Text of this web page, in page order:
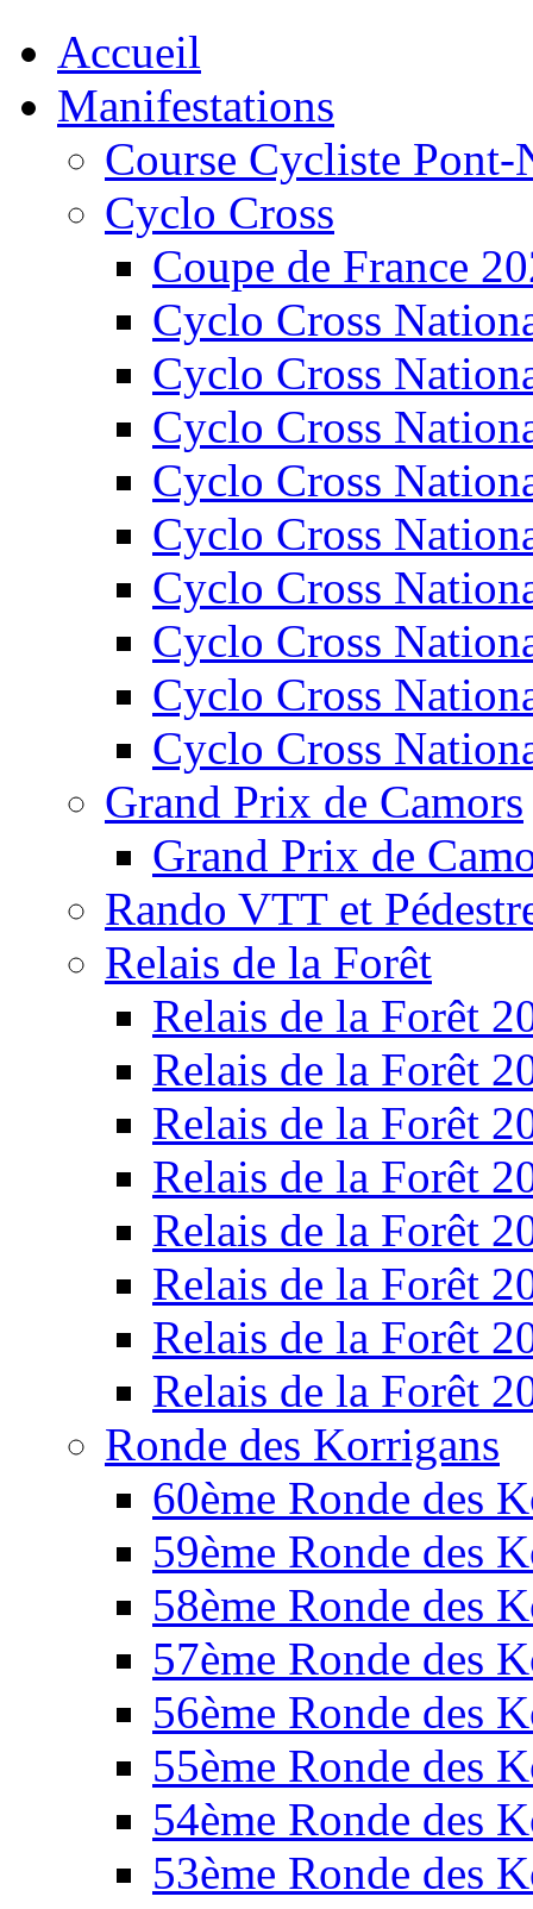
Accueil
Manifestations
Course Cycliste Pont-
Cyclo Cross
Coupe de France
Cyclo Cross
Cyclo Cross
Cyclo Cross
Cyclo Cross
Cyclo Cross
Cyclo Cross
Cyclo Cross
Cyclo Cross
Cyclo Cross
Grand Prix de Camors
Grand Prix de
Rando VTT et
Relais de la Forêt
Relais de la Forêt
Relais de la Forêt
Relais de la Forêt
Relais de la Forêt
Relais de la Forêt
Relais de la Forêt
Relais de la Forêt
Relais de la Forêt
Ronde des Korrigans
60ème Ronde des
59ème Ronde des
58ème Ronde des
57ème Ronde des
56ème Ronde des
55ème Ronde des
54ème Ronde des
53ème Ronde des